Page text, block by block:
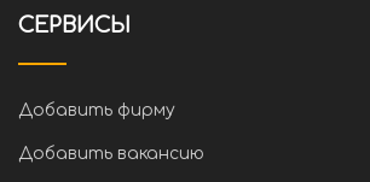
СЕРВИСЫ
Добавить фирму
Добавить вакансию